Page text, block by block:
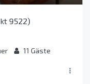
9522)
11 Gäste